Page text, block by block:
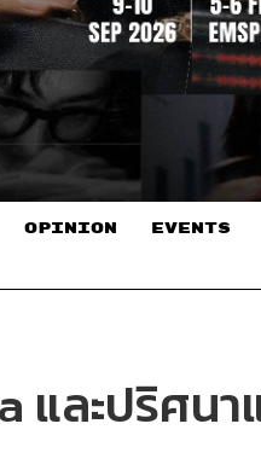
OPINION EVENTS
และปริศนา